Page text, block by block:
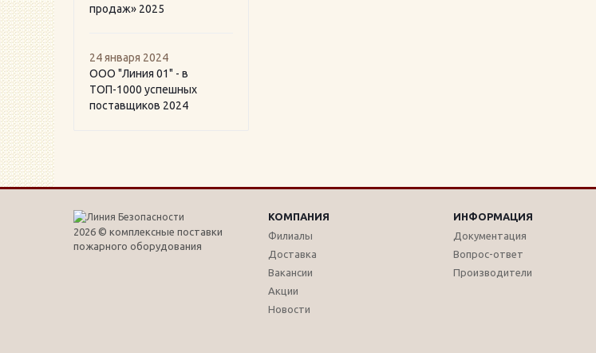
продаж» 2025
24 января 2024
ООО "Линия 01" - в
ТОП-1000 успешных
поставщиков 2024
2026 © комплексные поставки
пожарного оборудования
КОМПАНИЯ
ИНФОРМАЦИЯ
Филиалы
Доставка
Вакансии
Акции
Новости
Документация
Вопрос-ответ
Производители